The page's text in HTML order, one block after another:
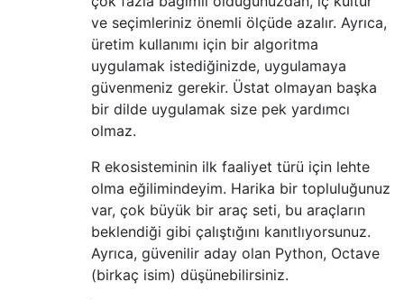
ve seçimleriniz önemli ölçüde azalır. Ayrıca,
üretim kullanımı için bir algoritma
uygulamak istediğinizde, uygulamaya
güvenmeniz gerekir. Üstat olmayan başka
bir dilde uygulamak size pek yardımcı
olmaz.
R ekosisteminin ilk faaliyet türü için lehte
olma eğilimindeyim. Harika bir topluluğunuz
var, çok büyük bir araç seti, bu araçların
beklendiği gibi çalıştığını kanıtlıyorsunuz.
Ayrıca, güvenilir aday olan Python, Octave
(birkaç isim) düşünebilirsiniz.